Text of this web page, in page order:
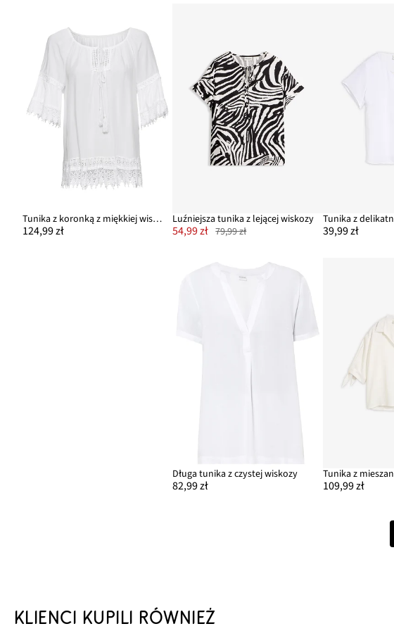
Tunika z koronką z miękkiej wiskozy
124,99 zł
Luźniejsza tunika z lejącej wiskozy
54,99 zł 79,99 zł
Tunika z
39,99 zł
Długa tunika z czystej wiskozy
82,99 zł
Tunika z
109,99 zł
KLIENCI KUPILI RÓWNIEŻ